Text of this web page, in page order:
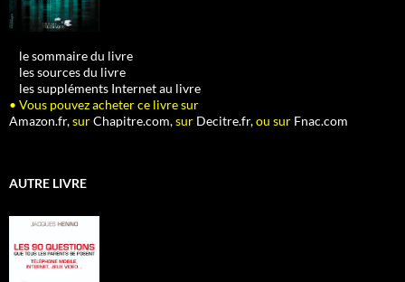
le sommaire du livre
les sources du livre
les suppléments Internet au livre
• Vous pouvez acheter ce livre sur
Amazon.fr,surChapitre.com,sur Decitre.fr,ou sur Fnac.com
AUTRE LIVRE